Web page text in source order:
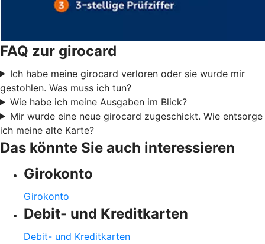
FAQ zur girocard
Ich habe meine girocard verloren oder sie wurde mir
gestohlen. Was muss ich tun?
Wie habe ich meine Ausgaben im Blick?
Mir wurde eine neue girocard zugeschickt. Wie entsorge
ich meine alte Karte?
Das könnte Sie auch interessieren
Girokonto
Girokonto
Debit- und Kreditkarten
Debit- und Kreditkarten